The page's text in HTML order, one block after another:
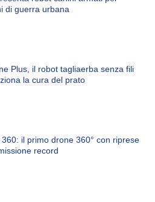
di guerra urbana
Plus, il robot tagliaerba senza fili
la cura del prato
360: il primo drone 360° con riprese
record